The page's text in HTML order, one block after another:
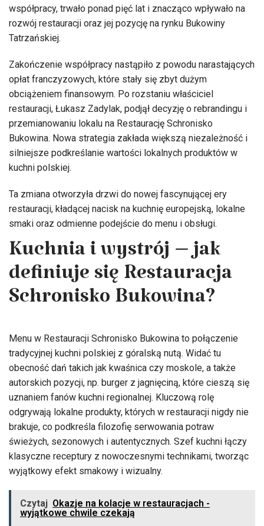
współpracy, trwało ponad pięć lat i znacząco wpływało na
rozwój restauracji oraz jej pozycję na rynku Bukowiny
Tatrzańskiej.
Zakończenie współpracy nastąpiło z powodu narastających
opłat franczyzowych, które stały się zbyt dużym
obciążeniem finansowym. Po rozstaniu właściciel
restauracji, Łukasz Zadylak, podjął decyzję o rebrandingu i
przemianowaniu lokalu na Restaurację Schronisko
Bukowina. Nowa strategia zakłada większą niezależność i
silniejsze podkreślanie wartości lokalnych produktów w
kuchni polskiej.
Ta zmiana otworzyła drzwi do nowej fascynującej ery
restauracji, kładącej nacisk na kuchnię europejską, lokalne
smaki oraz odmienne podejście do menu i obsługi.
Kuchnia i wystrój – jak
definiuje się Restauracja
Schronisko Bukowina?
Menu w Restauracji Schronisko Bukowina to połączenie
tradycyjnej kuchni polskiej z góralską nutą. Widać tu
obecność dań takich jak kwaśnica czy moskole, a także
autorskich pozycji, np. burger z jagnięciną, które cieszą się
uznaniem fanów kuchni regionalnej. Kluczową rolę
odgrywają lokalne produkty, których w restauracji nigdy nie
brakuje, co podkreśla filozofię serwowania potraw
świeżych, sezonowych i autentycznych. Szef kuchni łączy
klasyczne receptury z nowoczesnymi technikami, tworząc
wyjątkowy efekt smakowy i wizualny.
Czytaj Okazje na kolacje w restauracjach -
wyjątkowe chwile czekają